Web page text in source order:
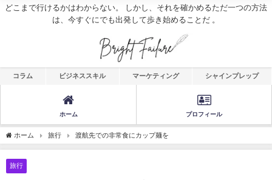
どこまで行けるかはわからない。 しかし、それを確かめるただ一つの方法
は、今すぐにでも出発して歩き始めることだ 。
コラム ビジネススキル マーケティング シャインプレップ
ホーム プロフィール
ホーム 旅行 渡航先での非常食にカップ麺を
旅行